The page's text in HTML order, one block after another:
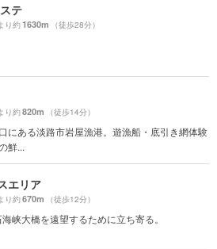
テ
り約1630m （徒歩28分）
り約820m （徒歩14分）
にある淡路市岩屋漁港。遊漁船・底引き網体験
鮮...
エリア
り約670m （徒歩12分）
峡大橋を遠望するために立ち寄る。